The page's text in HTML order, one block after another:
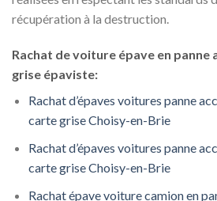
récupération à la destruction.
Rachat de voiture épave en panne
grise épaviste:
Rachat d’épaves voitures panne
carte grise Choisy-en-Brie
Rachat d’épaves voitures panne
carte grise Choisy-en-Brie
Rachat épave voiture camion en